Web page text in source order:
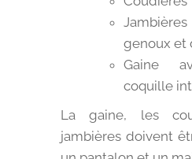
genoux et
Gaine
coquille
La gaine, les
jambières doivent